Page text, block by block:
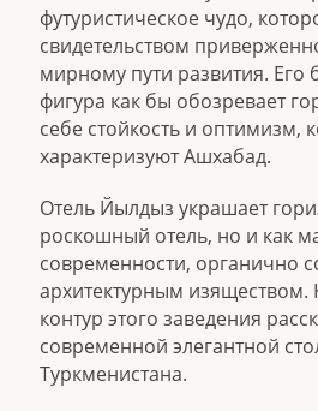
футуристическое чудо,
свидетельством
мирному пути развития. Его
фигура как бы обозревает
себе стойкость и оптимизм,
характеризуют Ашхабад.
Отель Йылдыз украшает
роскошный отель, но и как
современности, органично
архитектурным
контур этого заведения
современной элегантной
Туркменистана.